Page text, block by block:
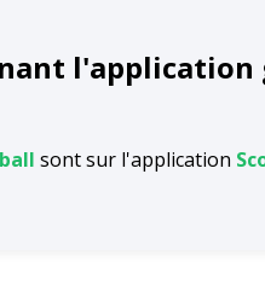
sont sur l'application